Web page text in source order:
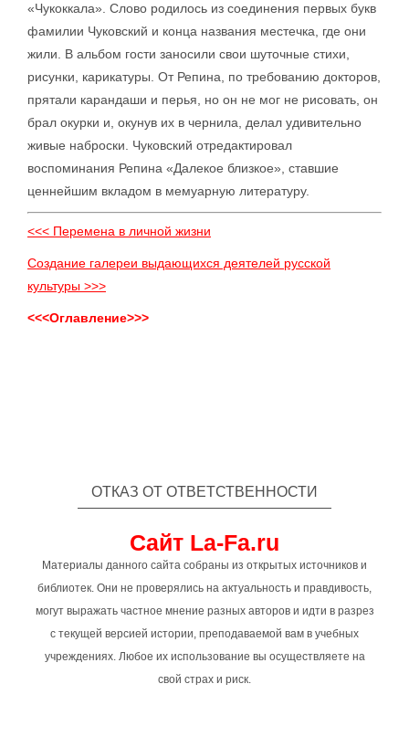
«Чукоккала». Слово родилось из соединения первых букв
фамилии Чуковский и конца названия местечка, где они
жили. В альбом гости заносили свои шуточные стихи,
рисунки, карикатуры. От Репина, по требованию докторов,
прятали карандаши и перья, но он не мог не рисовать, он
брал окурки и, окунув их в чернила, делал удивительно
живые наброски. Чуковский отредактировал
воспоминания Репина «Далекое близкое», ставшие
ценнейшим вкладом в мемуарную литературу.
<<< Перемена в личной жизни
Создание галереи выдающихся деятелей русской
культуры >>>
<<<Оглавление>>>
ОТКАЗ ОТ ОТВЕТСТВЕННОСТИ
Сайт La-Fa.ru
Материалы данного сайта собраны из открытых источников и
библиотек. Они не проверялись на актуальность и правдивость,
могут выражать частное мнение разных авторов и идти в разрез
с текущей версией истории, преподаваемой вам в учебных
учреждениях. Любое их использование вы осуществляете на
свой страх и риск.